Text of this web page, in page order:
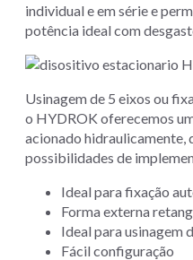
individual e em série e
potência ideal com
Usinagem de 5 eixos ou
o HYDROK oferecemos
acionado hidraulicamente,
possibilidades de
Ideal para fixação
Forma externa
Ideal para usinagem
Fácil configuração